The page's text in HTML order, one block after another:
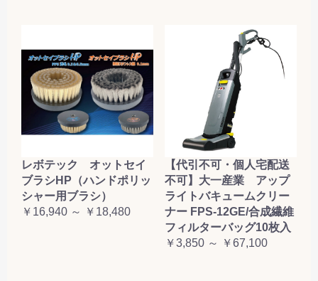
レボテック オットセイ
ブラシHP（ハンドポリッ
シャー用ブラシ）
￥16,940 ～ ￥18,480
【代引不可・個人宅配送
不可】大一産業 アップ
ライトバキュームクリー
ナー FPS-12GE/合成繊維
フィルターバッグ10枚入
￥3,850 ～ ￥67,100